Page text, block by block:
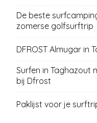
De beste
zomerse golfsurftrip
DFROST Almugar in
Surfen in Taghazout
bij Dfrost
Paklijst voor je